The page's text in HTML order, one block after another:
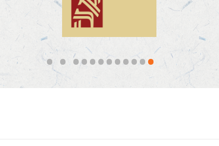
קראו עוד
1
3
7
9
11
12